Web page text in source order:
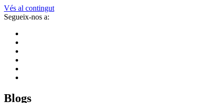
Vés al contingut
Segueix-nos a:
Blogs